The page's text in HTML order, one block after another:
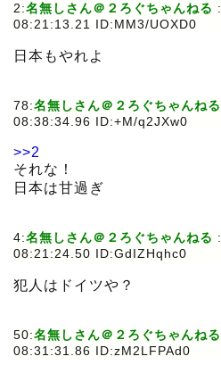
2:名無しさん＠２ろぐちゃんねる :
08:21:13.21 ID:MM3/UOXD0
日本もやれよ
78:名無しさん＠２ろぐちゃんねる
08:38:34.96 ID:+M/q2JXw0
>>2
それな！
日本は甘過ぎ
4:名無しさん＠２ろぐちゃんねる :
08:21:24.50 ID:GdIZHqhc0
犯人はドイツや？
50:名無しさん＠２ろぐちゃんねる
08:31:31.86 ID:zM2LFPAd0